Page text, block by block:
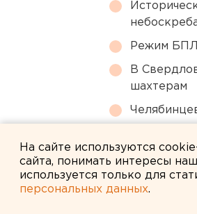
Режим
В
шахтерам
На сайте используются
сайта, понимать интересы
используется только для
персональных данных.